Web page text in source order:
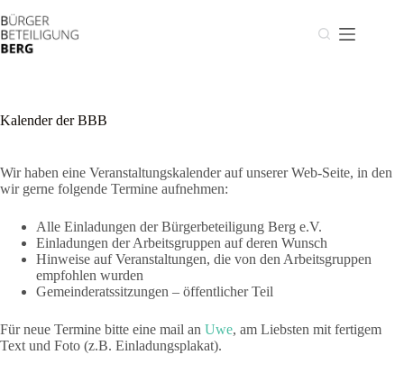
Inhalt
springen
Kalender der BBB
Wir haben eine Veranstaltungskalender auf unserer Web-Seite, in den
wir gerne folgende Termine aufnehmen:
Alle Einladungen der Bürgerbeteiligung Berg e.V.
Einladungen der Arbeitsgruppen auf deren Wunsch
Hinweise auf Veranstaltungen, die von den Arbeitsgruppen
empfohlen wurden
Gemeinderatssitzungen – öffentlicher Teil
Für neue Termine bitte eine mail an Uwe, am Liebsten mit fertigem
Text und Foto (z.B. Einladungsplakat).